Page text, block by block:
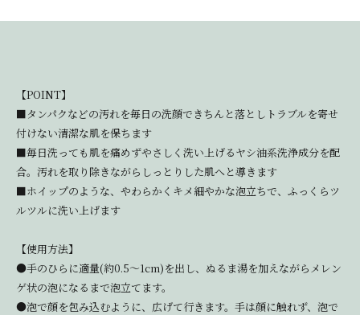
【POINT】
■タンパクなどの汚れを毎日の洗顔できちんと落としトラブルを寄せ
付けない清潔な肌を保ちます
■毎日洗っても肌を痛めずやさしく洗い上げるヤシ油系洗浄成分を配
合。汚れを取り除きながらしっとりした肌へと導きます
■ホイップのような、やわらかくキメ細やかな泡立ちで、ふっくらツ
ルツルに洗い上げます
【使用方法】
●手のひらに適量(約0.5～1cm)を出し、ぬるま湯を加えながらメレン
ゲ状の泡になるまで泡立てます。
●泡で顔を包み込むように、広げて行きます。手は顔に触れず、泡で